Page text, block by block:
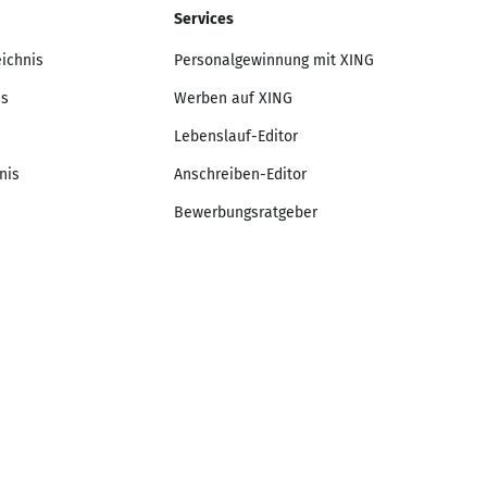
Services
Personalgewinnung mit XING
Werben auf XING
Lebenslauf-Editor
Anschreiben-Editor
Bewerbungsratgeber